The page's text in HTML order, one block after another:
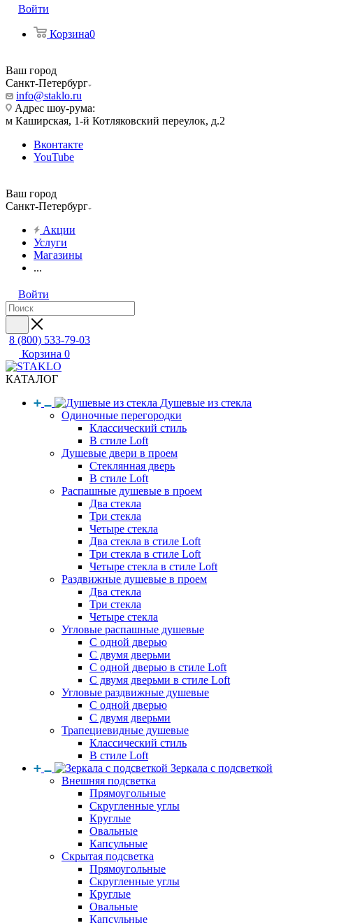
Войти
Корзина0
Ваш город
Санкт-Петербург
info@staklo.ru
Адрес шоу-рума:
м Каширская, 1-й Котляковский переулок, д.2
Вконтакте
YouTube
Ваш город
Санкт-Петербург
Акции
Услуги
Магазины
...
Войти
8 (800) 533-79-03
Корзина 0
КАТАЛОГ
Душевые из стекла
Одиночные перегородки
Классический стиль
В стиле Loft
Душевые двери в проем
Стеклянная дверь
В стиле Loft
Распашные душевые в проем
Два стекла
Три стекла
Четыре стекла
Два стекла в стиле Loft
Три стекла в стиле Loft
Четыре стекла в стиле Loft
Раздвижные душевые в проем
Два стекла
Три стекла
Четыре стекла
Угловые распашные душевые
С одной дверью
С двумя дверьми
С одной дверью в стиле Loft
С двумя дверьми в стиле Loft
Угловые раздвижные душевые
С одной дверью
С двумя дверьми
Трапециевидные душевые
Классический стиль
В стиле Loft
Зеркала с подсветкой
Внешняя подсветка
Прямоугольные
Скругленные углы
Круглые
Овальные
Капсульные
Скрытая подсветка
Прямоугольные
Скругленные углы
Круглые
Овальные
Капсульные